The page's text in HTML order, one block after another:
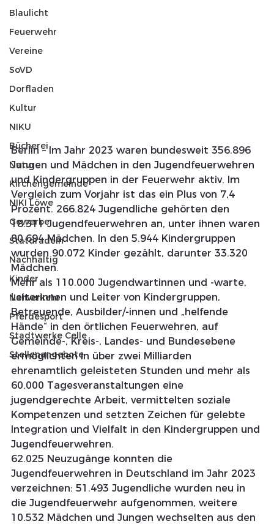
Blaulicht
Feuerwehr
Vereine
SoVD
Dorfladen
Kultur
NIKU
Bücherei
Natur
Kirchengemeinde
NIKI Löwe
Gewerbe
Statdradeln
Nachhaltig
Kinder
Nahverkehr
Pferdesport
Stadtwerke Celle
Stellenangebote
Berlin – Im Jahr 2023 waren bundesweit 356.896
Jungen und Mädchen in den Jugendfeuerwehren
und Kindergruppen in der Feuerwehr aktiv. Im
Vergleich zum Vorjahr ist das ein Plus von 7,4
Prozent. 266.824 Jugendliche gehörten den
18.311 Jugendfeuerwehren an, unter ihnen waren
80.694 Mädchen. In den 5.944 Kindergruppen
wurden 90.072 Kinder gezählt, darunter 33.320
Mädchen.
Mehr als 110.000 Jugendwartinnen und -warte,
Leiterinnen und Leiter von Kindergruppen,
Betreuende, Ausbilder/-innen und „helfende
Hände“ in den örtlichen Feuerwehren, auf
Gemeinde-, Kreis-, Landes- und Bundesebene
ermöglichten in über zwei Milliarden
ehrenamtlich geleisteten Stunden und mehr als
60.000 Tagesveranstaltungen eine
jugendgerechte Arbeit, vermittelten soziale
Kompetenzen und setzten Zeichen für gelebte
Integration und Vielfalt in den Kindergruppen und
Jugendfeuerwehren.
62.025 Neuzugänge konnten die
Jugendfeuerwehren in Deutschland im Jahr 2023
verzeichnen: 51.493 Jugendliche wurden neu in
die Jugendfeuerwehr aufgenommen, weitere
10.532 Mädchen und Jungen wechselten aus den